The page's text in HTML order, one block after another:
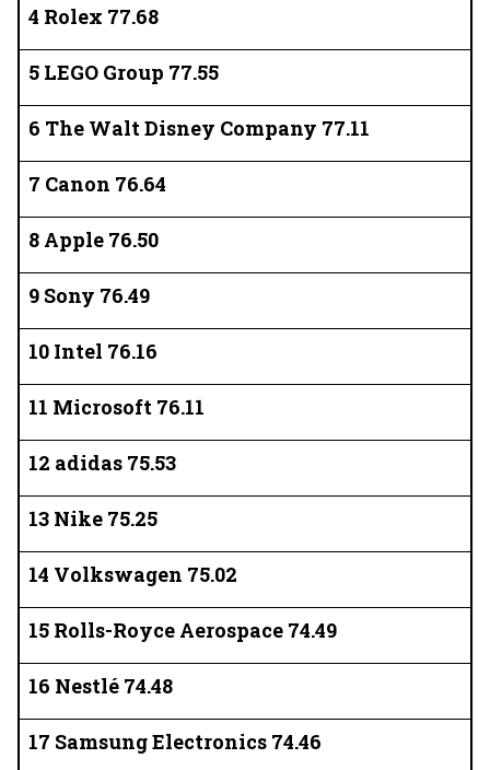
4 Rolex 77.68
5 LEGO Group 77.55
6 The Walt Disney Company 77.11
7 Canon 76.64
8 Apple 76.50
9 Sony 76.49
10 Intel 76.16
11 Microsoft 76.11
12 adidas 75.53
13 Nike 75.25
14 Volkswagen 75.02
15 Rolls-Royce Aerospace 74.49
16 Nestlé 74.48
17 Samsung Electronics 74.46